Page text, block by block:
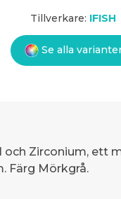
Tillverkare: IFISH
Se alla
och Zirconium, ett
Färg Mörkgrå.